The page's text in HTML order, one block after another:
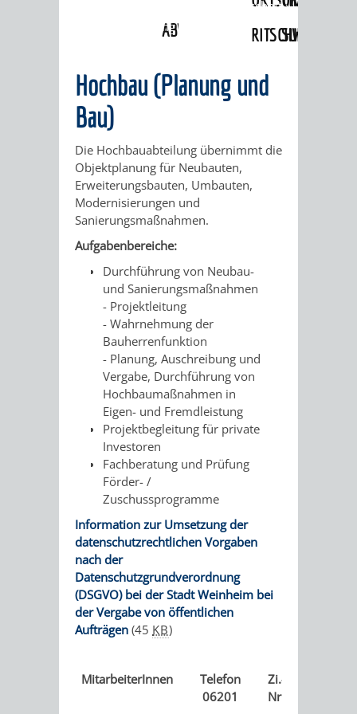
ABWASSERBESEITIGUNG
BEHÖRDENNUMMER
115
FAMILIEN
UND
HILFE
KINDER
UND
JUGENDLICHE
SENIOREN
UND
PFLEGE
BERATUNG
UND
HILFE
MENSCHEN
BEHINDERUNG
MENSCHEN
MIT
DEMENZ
MIGRANTEN
/
FLÜCHTLINGE
BAUHERREN
DENKMALSCHUTZ
AUFGABEN
DER
STEUERVORTEILE
SATZUNGEN
VERKAUF
STÄDTISCHER
BAUPLÄTZE
RITSCHWEIER
SULZBACH
AUSSCHÜSSE
BEIRÄTE
AUSSCHUSS
FÜR
UMWELT
UND
STADTENTWICKLUNG
BERATUNGSERGEBNISSE
HAUPTAUSSCHUSS
KINDER-
UND
TAGESORDNUNG
/
AUSSCHÜSSE
/
RATHAUS
BÜRGERMEISTER
ÄMTER
Amt für Immobilienwirtschaft»
Hochbau (Planung und Bau)
Hochbau (Planung und
Bau)
Die Hochbauabteilung übernimmt die
Objektplanung für Neubauten,
Erweiterungsbauten, Umbauten,
Modernisierungen und
Sanierungsmaßnahmen.
Aufgabenbereiche:
Durchführung von Neubau-
und Sanierungsmaßnahmen
- Projektleitung
- Wahrnehmung der
Bauherrenfunktion
- Planung, Auschreibung und
Vergabe, Durchführung von
Hochbaumaßnahmen in
Eigen- und Fremdleistung
Projektbegleitung für private
Investoren
Fachberatung und Prüfung
Förder- /
Zuschussprogramme
Information zur Umsetzung der
datenschutzrechtlichen Vorgaben
nach der
Datenschutzgrundverordnung
(DSGVO) bei der Stadt Weinheim bei
der Vergabe von öffentlichen
Aufträgen (45 KB)
MitarbeiterInnen
Telefon
06201
Zi.-
Nr.